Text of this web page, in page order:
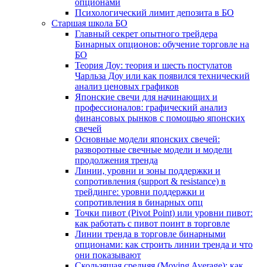
опционами
Психологический лимит депозита в БО
Старшая школа БО
Главный секрет опытного трейдера
Бинарных опционов: обучение торговле на
БО
Теория Доу: теория и шесть постулатов
Чарльза Доу или как появился технический
анализ ценовых графиков
Японские свечи для начинающих и
профессионалов: графический анализ
финансовых рынков с помощью японских
свечей
Основные модели японских свечей:
разворотные свечные модели и модели
продолжения тренда
Линии, уровни и зоны поддержки и
сопротивления (support & resistance) в
трейдинге: уровни поддержки и
сопротивления в бинарных опц
Точки пивот (Pivot Point) или уровни пивот:
как работать с пивот поинт в торговле
Линии тренда в торговле бинарными
опционами: как строить линии тренда и что
они показывают